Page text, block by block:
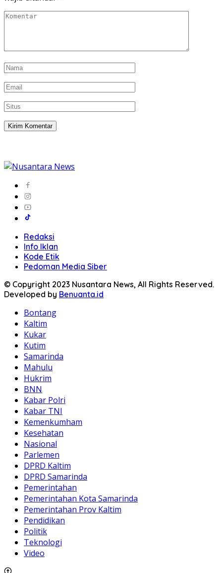
Redaksi
Info Iklan
Kode Etik
Pedoman Media Siber
© Copyright 2023 Nusantara News, All Rights Reserved.
Developed by Benuanta.id
Bontang
Kaltim
Kukar
Kutim
Samarinda
Mahulu
Hukrim
BNN
Kabar Polri
Kabar TNI
Kemenkumham
Kesehatan
Nasional
Parlemen
DPRD Kaltim
DPRD Samarinda
Pemerintahan
Pemerintahan Kota Samarinda
Pemerintahan Prov Kaltim
Pendidikan
Politik
Teknologi
Video